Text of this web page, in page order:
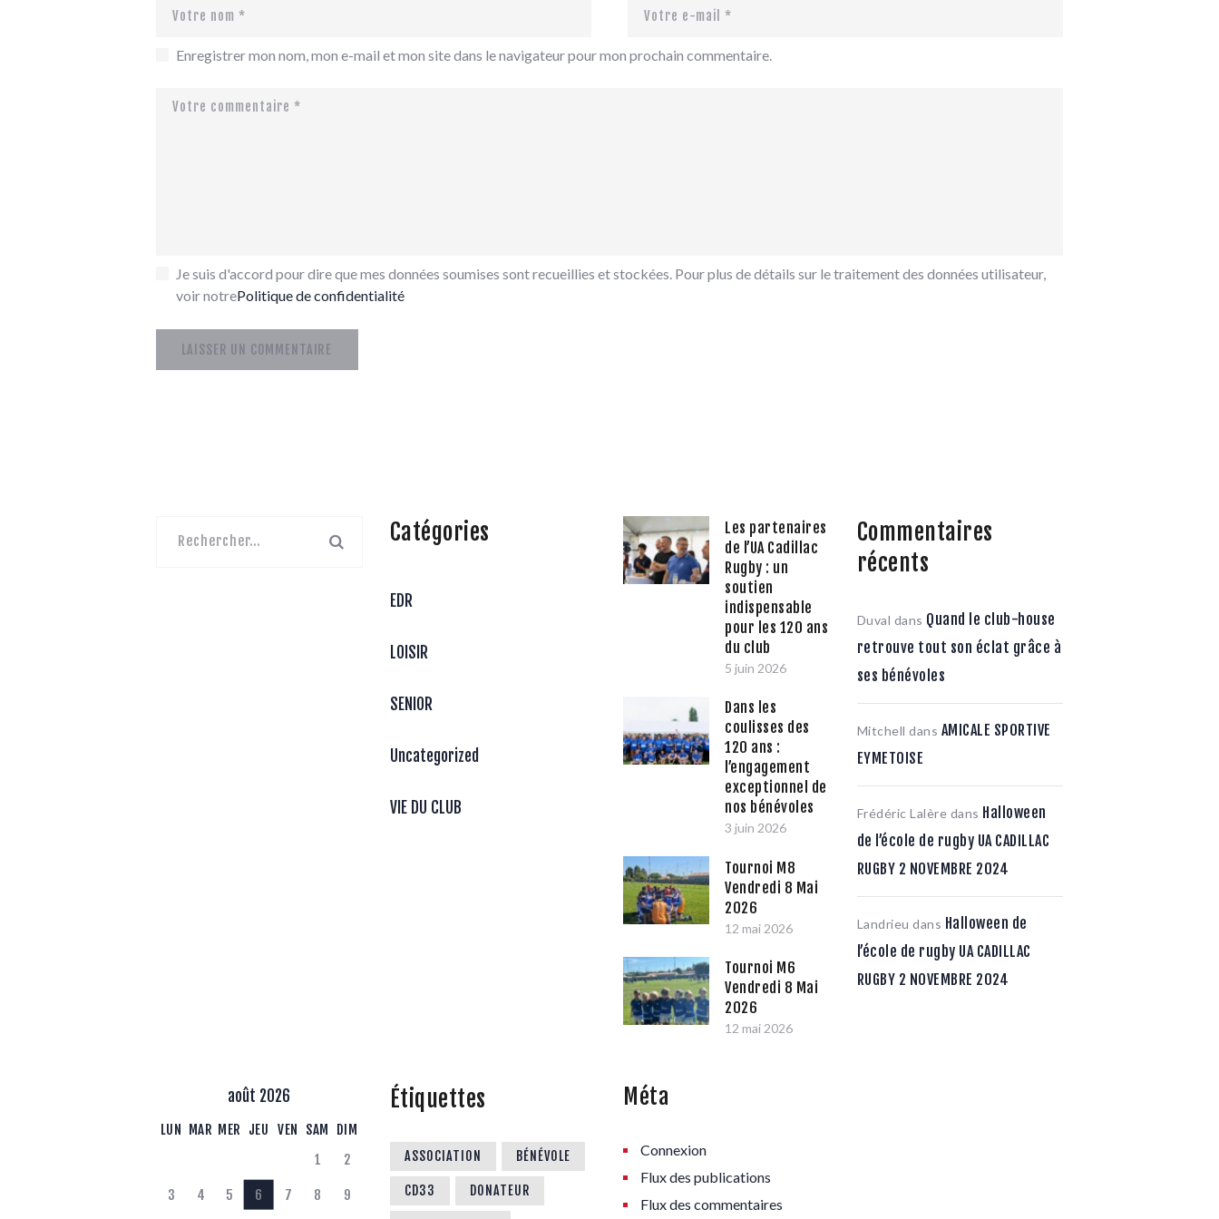
Enregistrer mon nom, mon e-mail et mon site dans le navigateur pour mon prochain commentaire.
Je suis d'accord pour dire que mes données soumises sont recueillies et stockées. Pour plus de détails sur le traitement des données utilisateur,
voir notrePolitique de confidentialité
Rechercher : Catégories
EDR
LOISIR
SENIOR
Uncategorized
VIE DU CLUB
Les partenaires
de l’UA Cadillac
Rugby : un
soutien
indispensable
pour les 120 ans
du club
5 juin 2026
Dans les
coulisses des
120 ans :
l’engagement
exceptionnel de
nos bénévoles
3 juin 2026
Tournoi M8
Vendredi 8 Mai
2026
12 mai 2026
Tournoi M6
Vendredi 8 Mai
2026
12 mai 2026
Commentaires
récents
Duval dans Quand le club-house
retrouve tout son éclat grâce à
ses bénévoles
Mitchell dans AMICALE SPORTIVE
EYMETOISE
Frédéric Lalère dans Halloween
de l’école de rugby UA CADILLAC
RUGBY 2 NOVEMBRE 2024
Landrieu dans Halloween de
l’école de rugby UA CADILLAC
RUGBY 2 NOVEMBRE 2024
août 2026
LUN MAR MER JEU VEN SAM DIM
1
2
3 4 5 6 7 8 9
Étiquettes
ASSOCIATION BÉNÉVOLE
CD33 DONATEUR
Méta
Connexion
Flux des publications
Flux des commentaires